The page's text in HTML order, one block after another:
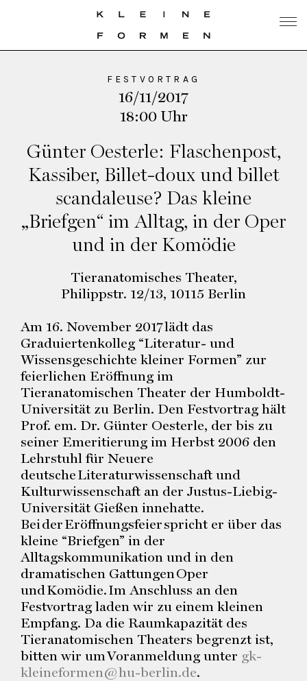
FESTVORTRAG
16/11/2017
18:00 Uhr
Günter Oesterle: Flaschenpost,
Kassiber, Billet-doux und billet
scandaleuse? Das kleine
„Briefgen“ im Alltag, in der Oper
und in der Komödie
Tieranatomisches Theater,
Philippstr. 12/13, 10115 Berlin
Am 16. November 2017 lädt das
Graduiertenkolleg “Literatur- und
Wissensgeschichte kleiner Formen” zur
feierlichen Eröffnung im
Tieranatomischen Theater der Humboldt-
Universität zu Berlin. Den Festvortrag hält
Prof. em. Dr. Günter Oesterle, der bis zu
seiner Emeritierung im Herbst 2006 den
Lehrstuhl für Neuere
deutsche Literaturwissenschaft und
Kulturwissenschaft an der Justus-Liebig-
Universität Gießen innehatte.
Bei der Eröffnungsfeier spricht er über das
kleine “Briefgen” in der
Alltagskommunikation und in den
dramatischen Gattungen Oper
und Komödie. Im Anschluss an den
Festvortrag laden wir zu einem kleinen
Empfang. Da die Raumkapazität des
Tieranatomischen Theaters begrenzt ist,
bitten wir um Voranmeldung unter gk-
kleineformen@hu-berlin.de.